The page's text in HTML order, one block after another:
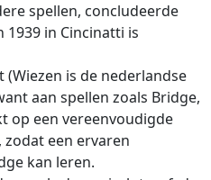
spellen, concludeerde
1939 in Cincinatti is
is de nederlandse
aan spellen zoals Bridge,
op een vereenvoudigde
een ervaren
kan leren.